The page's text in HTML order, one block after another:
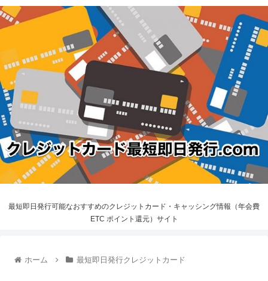
最短即日発行可能なおすすめのクレジットカード・キャッシング情報（年会費
ETC ポイント還元）サイト
ホーム 最短即日発行クレジットカード